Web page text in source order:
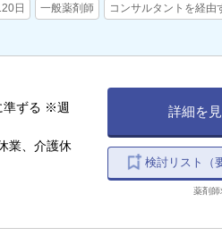
日 一般薬剤師 コンサルタントを経由
準ずる ※週
業、介護休
詳細を
検討リスト（
薬剤